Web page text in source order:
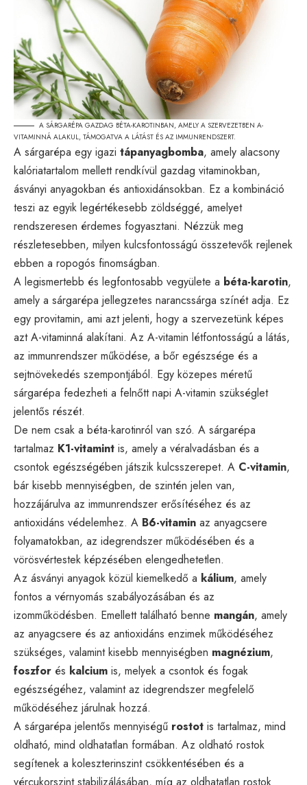
A SÁRGARÉPA GAZDAG BÉTA-KAROTINBAN, AMELY A SZERVEZETBEN A-
VITAMINNÁ ALAKUL, TÁMOGATVA A LÁTÁST ÉS AZ IMMUNRENDSZERT.
A sárgarépa egy igazi tápanyagbomba, amely alacsony
kalóriatartalom mellett rendkívül gazdag vitaminokban,
ásványi anyagokban és antioxidánsokban. Ez a kombináció
teszi az egyik legértékesebb zöldséggé, amelyet
rendszeresen érdemes fogyasztani. Nézzük meg
részletesebben, milyen kulcsfontosságú összetevők rejlenek
ebben a ropogós finomságban.
A legismertebb és legfontosabb vegyülete a béta-karotin,
amely a sárgarépa jellegzetes narancssárga színét adja. Ez
egy provitamin, ami azt jelenti, hogy a szervezetünk képes
azt A-vitaminná alakítani. Az A-vitamin létfontosságú a látás,
az immunrendszer működése, a bőr egészsége és a
sejtnövekedés szempontjából. Egy közepes méretű
sárgarépa fedezheti a felnőtt napi A-vitamin szükséglet
jelentős részét.
De nem csak a béta-karotinról van szó. A sárgarépa
tartalmaz K1-vitamint is, amely a véralvadásban és a
csontok egészségében játszik kulcsszerepet. A C-vitamin,
bár kisebb mennyiségben, de szintén jelen van,
hozzájárulva az immunrendszer erősítéséhez és az
antioxidáns védelemhez. A B6-vitamin az anyagcsere
folyamatokban, az idegrendszer működésében és a
vörösvértestek képzésében elengedhetetlen.
Az ásványi anyagok közül kiemelkedő a kálium, amely
fontos a vérnyomás szabályozásában és az
izomműködésben. Emellett található benne mangán, amely
az anyagcsere és az antioxidáns enzimek működéséhez
szükséges, valamint kisebb mennyiségben magnézium,
foszfor és kalcium is, melyek a csontok és fogak
egészségéhez, valamint az idegrendszer megfelelő
működéséhez járulnak hozzá.
A sárgarépa jelentős mennyiségű rostot is tartalmaz, mind
oldható, mind oldhatatlan formában. Az oldható rostok
segítenek a koleszterinszint csökkentésében és a
vércukorszint stabilizálásában, míg az oldhatatlan rostok